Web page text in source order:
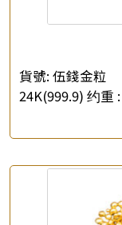
貨號: 伍錢金粒
24K(999.9) 约重 :